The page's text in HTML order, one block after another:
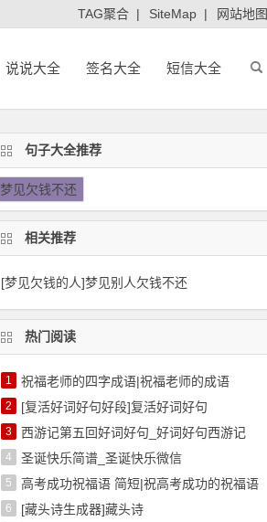
TAG聚合 | SiteMap | 网站地图
说说大全 签名大全 短信大全
句子大全推荐
梦见欠钱不还
相关推荐
[梦见欠钱的人]梦见别人欠钱不还
热门阅读
1 祝福老师的四字成语|祝福老师的成语
2 [复活好词好句好段]复活好词好句
3 西游记第五回好词好句_好词好句西游记
4 圣诞快乐简谱_圣诞快乐微信
5 高考成功祝福语 简短|祝高考成功的祝福语
6 [藏头诗生成器]藏头诗